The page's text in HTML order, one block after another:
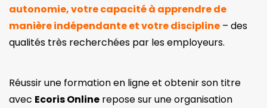
autonomie, votre capacité à apprendre de
manière indépendante et votre discipline – des
qualités très recherchées par les employeurs.
Réussir une formation en ligne et obtenir son titre
avec Ecoris Online repose sur une organisation